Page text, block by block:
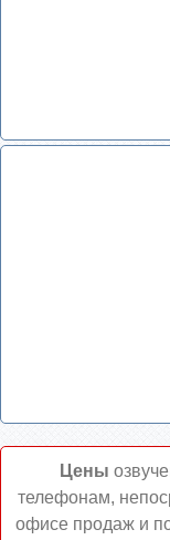
Цены
телефонам,
офисе продаж и